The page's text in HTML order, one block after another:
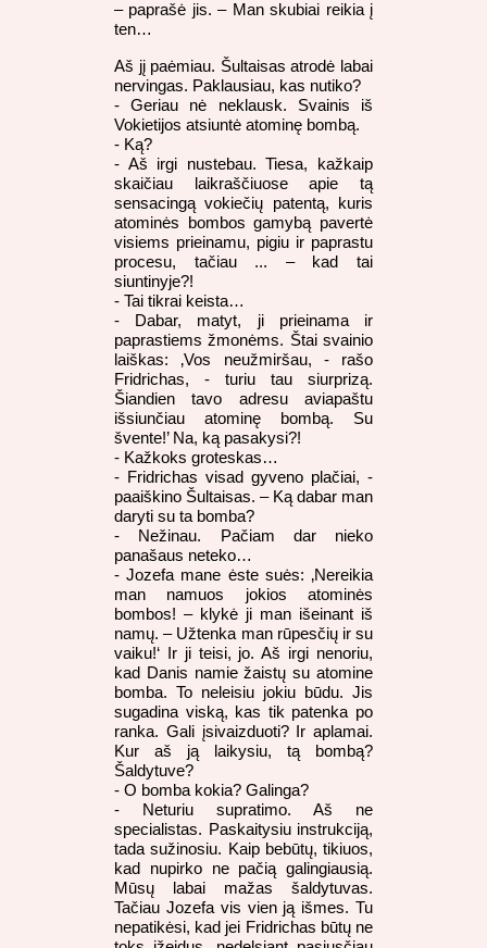
– paprašė jis. – Man skubiai reikia į
ten…
Aš jį paėmiau. Šultaisas atrodė labai
nervingas. Paklausiau, kas nutiko?
- Geriau nė neklausk. Svainis iš
Vokietijos atsiuntė atominę bombą.
- Ką?
- Aš irgi nustebau. Tiesa, kažkaip
skaičiau laikraščiuose apie tą
sensacingą vokiečių patentą, kuris
atominės bombos gamybą pavertė
visiems prieinamu, pigiu ir paprastu
procesu, tačiau ... – kad tai
siuntinyje?!
- Tai tikrai keista…
- Dabar, matyt, ji prieinama ir
paprastiems žmonėms. Štai svainio
laiškas: ‚Vos neužmiršau, - rašo
Fridrichas, - turiu tau siurprizą.
Šiandien tavo adresu aviapaštu
išsiunčiau atominę bombą. Su
švente!’ Na, ką pasakysi?!
- Kažkoks groteskas…
- Fridrichas visad gyveno plačiai, -
paaiškino Šultaisas. – Ką dabar man
daryti su ta bomba?
- Nežinau. Pačiam dar nieko
panašaus neteko…
- Jozefa mane ėste suės: ‚Nereikia
man namuos jokios atominės
bombos! – klykė ji man išeinant iš
namų. – Užtenka man rūpesčių ir su
vaiku!‘ Ir ji teisi, jo. Aš irgi nenoriu,
kad Danis namie žaistų su atomine
bomba. To neleisiu jokiu būdu. Jis
sugadina viską, kas tik patenka po
ranka. Gali įsivaizduoti? Ir aplamai.
Kur aš ją laikysiu, tą bombą?
Šaldytuve?
- O bomba kokia? Galinga?
- Neturiu supratimo. Aš ne
specialistas. Paskaitysiu instrukciją,
tada sužinosiu. Kaip bebūtų, tikiuos,
kad nupirko ne pačią galingiausią.
Mūsų labai mažas šaldytuvas.
Tačiau Jozefa vis vien ją išmes. Tu
nepatikėsi, kad jei Fridrichas būtų ne